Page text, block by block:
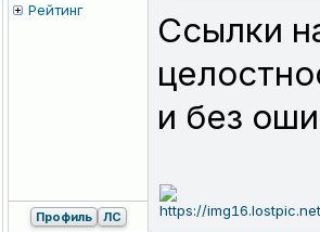
Рейтинг
Ссылки
и без
Профиль ЛС